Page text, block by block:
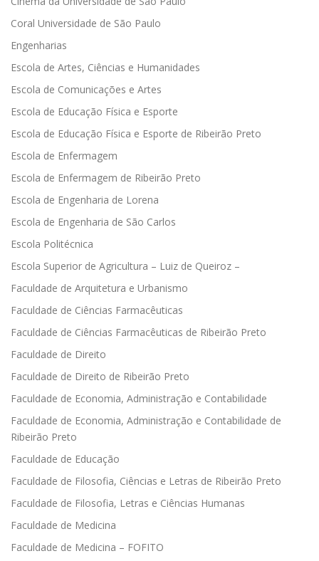
Coral Universidade de São Paulo
Engenharias
Escola de Artes, Ciências e Humanidades
Escola de Comunicações e Artes
Escola de Educação Física e Esporte
Escola de Educação Física e Esporte de Ribeirão Preto
Escola de Enfermagem
Escola de Enfermagem de Ribeirão Preto
Escola de Engenharia de Lorena
Escola de Engenharia de São Carlos
Escola Politécnica
Escola Superior de Agricultura – Luiz de Queiroz –
Faculdade de Arquitetura e Urbanismo
Faculdade de Ciências Farmacêuticas
Faculdade de Ciências Farmacêuticas de Ribeirão Preto
Faculdade de Direito
Faculdade de Direito de Ribeirão Preto
Faculdade de Economia, Administração e Contabilidade
Faculdade de Economia, Administração e Contabilidade de
Ribeirão Preto
Faculdade de Educação
Faculdade de Filosofia, Ciências e Letras de Ribeirão Preto
Faculdade de Filosofia, Letras e Ciências Humanas
Faculdade de Medicina
Faculdade de Medicina – FOFITO